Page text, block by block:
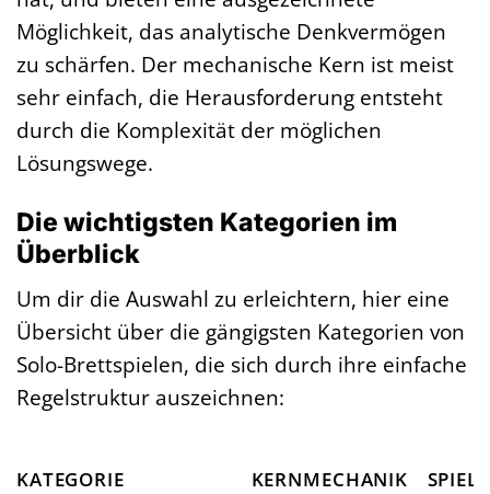
Möglichkeit, das analytische Denkvermögen
zu schärfen. Der mechanische Kern ist meist
sehr einfach, die Herausforderung entsteht
durch die Komplexität der möglichen
Lösungswege.
Die wichtigsten Kategorien im
Überblick
Um dir die Auswahl zu erleichtern, hier eine
Übersicht über die gängigsten Kategorien von
Solo-Brettspielen, die sich durch ihre einfache
Regelstruktur auszeichnen:
KATEGORIE KERNMECHANIK